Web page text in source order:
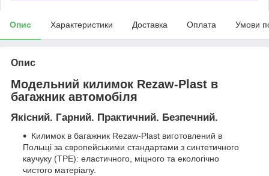
Опис Характеристики Доставка Оплата Умови
Опис
Модельний килимок Rezaw-Plast в
багажник автомобіля
Якісний. Гарний. Практичний. Безпечний.
Килимок в багажник Rezaw-Plast виготовлений в
Польщі за європейськими стандартами з синтетичного
каучуку (ТРЕ): еластичного, міцного та екологічно
чистого матеріалу.